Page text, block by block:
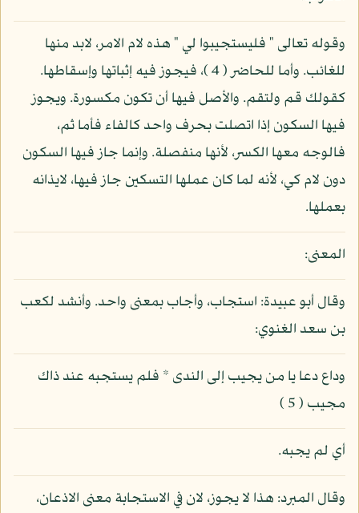
وقوله تعالى " فليستجيبوا لي " هذه لام الامر، لابد منها
للغائب. وأما للحاضر ( 4 )، فيجوز فيه إثباتها وإسقاطها.
كقولك قم ولتقم. والأصل فيها أن تكون مكسورة. ويجوز
فيها السكون إذا اتصلت بحرف واحد كالفاء فأما ثم،
فالوجه معها الكسر، لأنها منفصلة. وإنما جاز فيها السكون
دون لام كي، لأنه لما كان عملها التسكين جاز فيها، لايذانه
بعملها.
المعنى:
وقال أبو عبيدة: استجاب، وأجاب بمعنى واحد. وأنشد لكعب
بن سعد الغنوي:
وداع دعا يا من يجيب إلى الندى * فلم يستجبه عند ذاك
مجيب ( 5 )
أي لم يجبه.
وقال المبرد: هذا لا يجوز، لان في الاستجابة معنى الاذعان،